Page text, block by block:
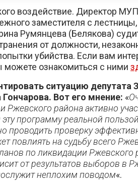
воздействие. Директор
заместителя с
Румянцева (Белякова)
от должности,
убийства. Если вам
можете ознакомиться с ними
ситуацию депутата
Вот его мнение: «
Ржевского района активно
программу реальной
проводить проверку
повлиять на судьбу всего
по ликвидации Ржевского
от результатов выборов в
неплохим поводом«.